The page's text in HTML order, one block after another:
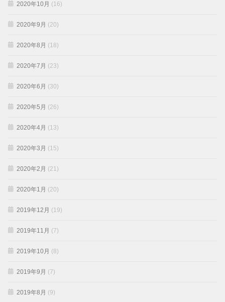
2020年10月 (16)
2020年9月 (20)
2020年8月 (18)
2020年7月 (23)
2020年6月 (30)
2020年5月 (26)
2020年4月 (13)
2020年3月 (15)
2020年2月 (21)
2020年1月 (20)
2019年12月 (19)
2019年11月 (7)
2019年10月 (8)
2019年9月 (7)
2019年8月 (9)